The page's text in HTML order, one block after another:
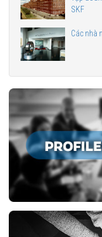
SKF
Các nhà